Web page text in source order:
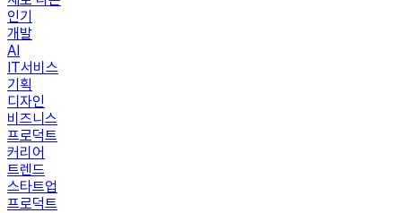
인기
개발
AI
IT서비스
기획
디자인
비즈니스
프로덕트
커리어
트렌드
스타트업
프로덕트